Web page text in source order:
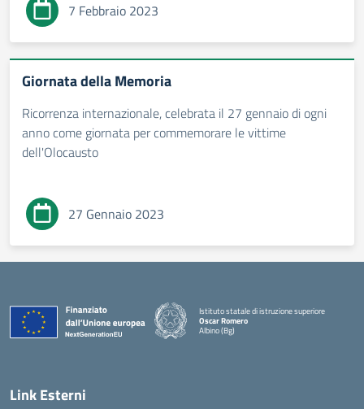
7 Febbraio 2023
Giornata della Memoria
Ricorrenza internazionale, celebrata il 27 gennaio di ogni
anno come giornata per commemorare le vittime
dell'Olocausto
27 Gennaio 2023
Istituto statale di istruzione superiore
Oscar Romero
Albino (Bg)
Link Esterni